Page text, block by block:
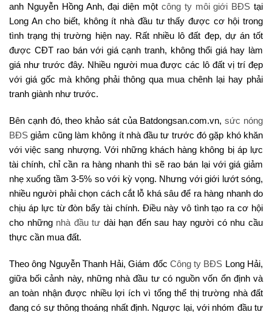
anh Nguyễn Hồng Anh, đại diện một công ty môi giới BĐS tại
Long An cho biết, không ít nhà đầu tư thấy được cơ hội trong
tình trạng thị trường hiện nay. Rất nhiều lô đất đẹp, dự án tốt
được CĐT rao bán với giá cạnh tranh, không thổi giá hay làm
giá như trước đây. Nhiều người mua được các lô đất vị trí đẹp
với giá gốc mà không phải thông qua mua chênh lại hay phải
tranh giành như trước.
Bên cạnh đó, theo khảo sát của Batdongsan.com.vn,sức nóng
BĐS giảm cũng làm không ít nhà đầu tư trước đó gặp khó khăn
với việc sang nhượng. Với những khách hàng không bị áp lực
tài chính, chỉ cần ra hàng nhanh thì sẽ rao bán lại với giá giảm
nhẹ xuống tầm 3-5% so với kỳ vọng. Nhưng với giới lướt sóng,
nhiều người phải chọn cách cắt lỗ khá sâu để ra hàng nhanh do
chịu áp lực từ đòn bẩy tài chính. Điều này vô tình tạo ra cơ hội
cho những nhà đầu tư dài hạn đến sau hay người có nhu cầu
thực cần mua đất.
Theo ông Nguyễn Thanh Hải, Giám đốc Công ty BĐS Long Hải,
giữa bối cảnh này, những nhà đầu tư có nguồn vốn ổn định và
an toàn nhận được nhiều lợi ích vì tổng thể thị trường nhà đất
đang có sự thông thoáng nhất định. Ngược lại, với nhóm đầu tư